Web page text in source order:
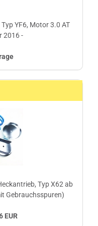
YF6, Motor 3.0 AT
2016 -
Typ X62 ab
Gebrauchsspuren)
EUR